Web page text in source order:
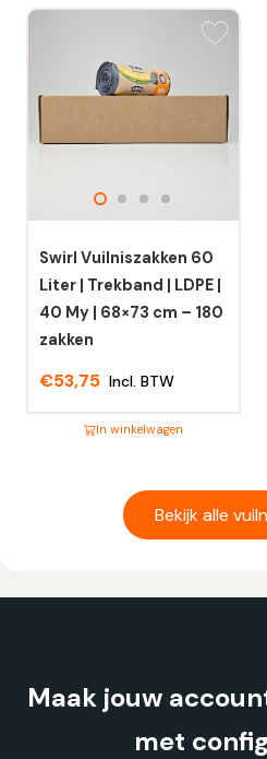
Dit
meerdere
variaties.
Deze
worden
op
de
productpagina
Swirl Vuilniszakken 60
Liter | Trekband | LDPE |
40 My | 68×73 cm – 180
zakken
€53,75 Incl. BTW
In winkelwagen
Deze
worden
Bekijk alle
Maak jouw
met